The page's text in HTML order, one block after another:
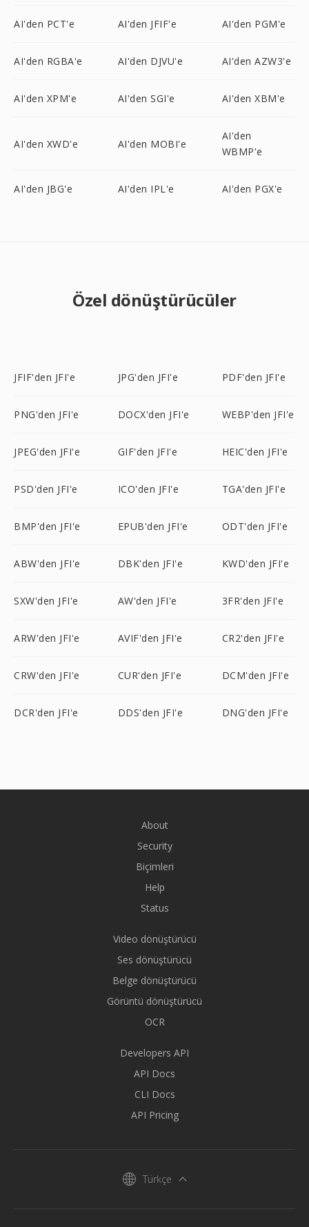
AI'den PCT'e AI'den JFIF'e AI'den PGM'e
AI'den RGBA'e AI'den DJVU'e AI'den AZW3'e
AI'den XPM'e AI'den SGI'e AI'den XBM'e
AI'den XWD'e AI'den MOBI'e
AI'den
WBMP'e
AI'den JBG'e AI'den IPL'e AI'den PGX'e
Özel dönüştürücüler
JFIF'den JFI'e JPG'den JFI'e PDF'den JFI'e
PNG'den JFI'e DOCX'den JFI'e WEBP'den JFI'e
JPEG'den JFI'e GIF'den JFI'e HEIC'den JFI'e
PSD'den JFI'e ICO'den JFI'e TGA'den JFI'e
BMP'den JFI'e EPUB'den JFI'e ODT'den JFI'e
ABW'den JFI'e DBK'den JFI'e KWD'den JFI'e
SXW'den JFI'e AW'den JFI'e 3FR'den JFI'e
ARW'den JFI'e AVIF'den JFI'e CR2'den JFI'e
CRW'den JFI'e CUR'den JFI'e DCM'den JFI'e
DCR'den JFI'e DDS'den JFI'e DNG'den JFI'e
About
Security
Biçimleri
Help
Status
Video dönüştürücü
Ses dönüştürücü
Belge dönüştürücü
Görüntü dönüştürücü
OCR
Developers API
API Docs
CLI Docs
API Pricing
Türkçe